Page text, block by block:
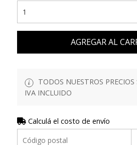
AGREGAR AL
TODOS NUESTROS
IVA INCLUIDO
Calculá el costo de envío